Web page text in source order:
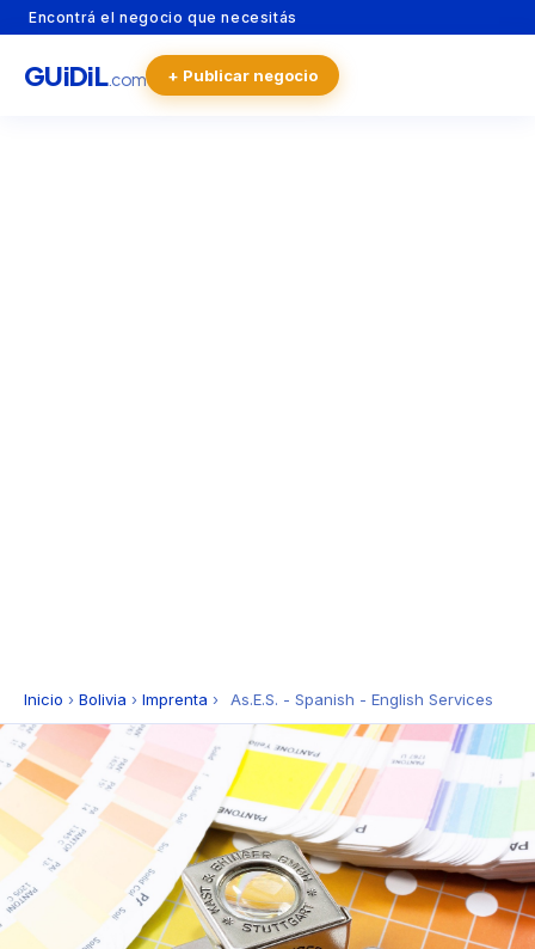
Encontrá el negocio que necesitás
GUiDiL.com + Publicar negocio
Inicio › Bolivia › Imprenta › As.E.S. - Spanish - English Services